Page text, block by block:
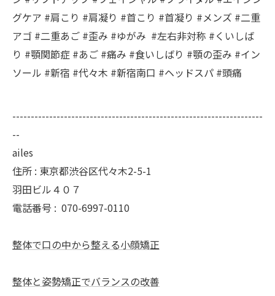
グケア #肩こり #肩凝り #首こり #首凝り #メンズ #二重
アゴ #二重あご #歪み #ゆがみ #左右非対称 #くいしば
り #顎関節症 #あご #痛み #食いしばり #顎の歪み #イン
ソール #新宿 #代々木 #新宿南口 #ヘッドスパ #頭痛
--------------------------------------------------------------------
--
ailes
住所 : 東京都渋谷区代々木2-5-1
羽田ビル４０７
電話番号 : 070-6997-0110
整体で口の中から整える小顔矯正
整体と姿勢矯正でバランスの改善